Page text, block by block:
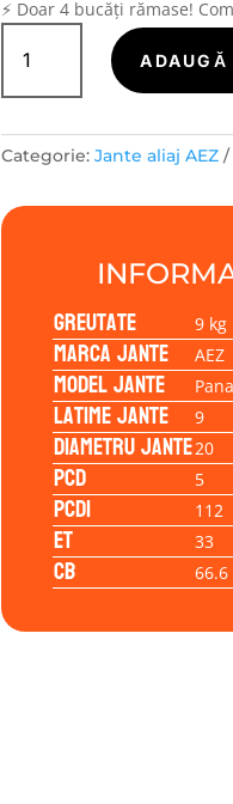
⚡ Doar 4 bucăți rămase!
Cantitate
Janta
aliaj
Panama
high
gloss
9.00x20
5/112/33/66,6
ADAUGĂ
Categorie: Jante aliaj AEZ
Greutate 9 kg
Marca jante AEZ
Model jante
Latime jante 9
Diametru jante20
PCD 5
PCD1 112
ET 33
CB 66.6